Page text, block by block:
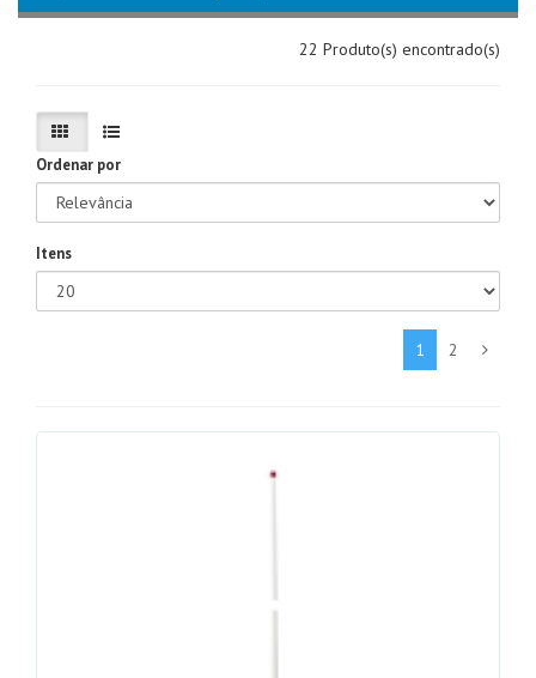
22 Produto(s) encontrado(s)
Ordenar por
Itens
1 2